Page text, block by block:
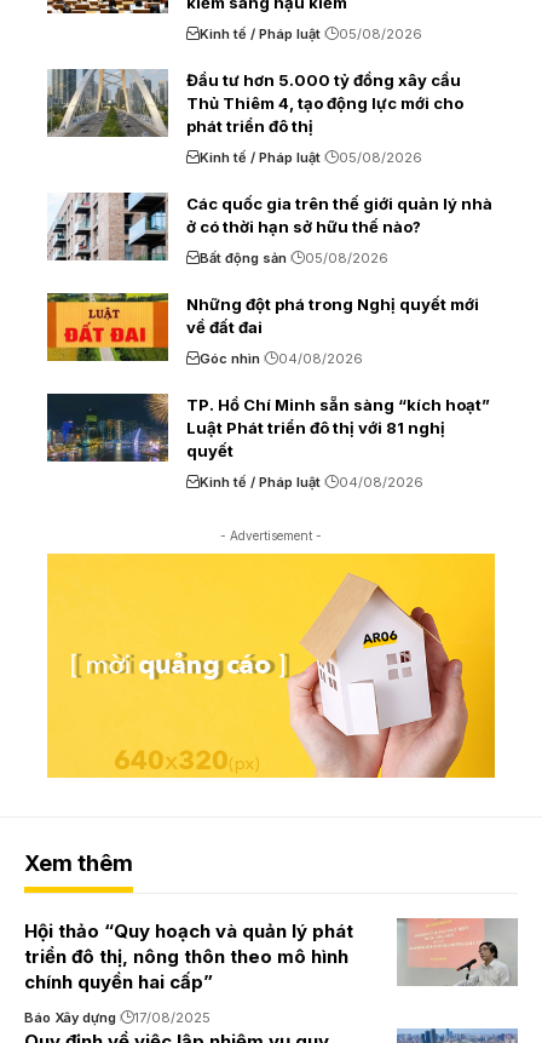
Kinh tế / Pháp luật 05/08/2026
Đầu tư hơn 5.000 tỷ đồng xây cầu
Thủ Thiêm 4, tạo động lực mới cho
phát triển đô thị
Kinh tế / Pháp luật 05/08/2026
Các quốc gia trên thế giới quản lý nhà
ở có thời hạn sở hữu thế nào?
Bất động sản 05/08/2026
Những đột phá trong Nghị quyết mới
về đất đai
Góc nhìn 04/08/2026
TP. Hồ Chí Minh sẵn sàng “kích hoạt”
Luật Phát triển đô thị với 81 nghị
quyết
Kinh tế / Pháp luật 04/08/2026
- Advertisement -
Xem thêm
Hội thảo “Quy hoạch và quản lý phát
triển đô thị, nông thôn theo mô hình
chính quyền hai cấp”
Báo Xây dựng 17/08/2025